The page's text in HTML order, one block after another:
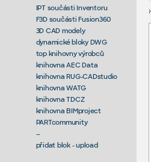
IPT součásti Inventoru
F3D součásti Fusion360
3D CAD modely
dynamické bloky DWG
top knihovny výrobců
knihovna AEC Data
knihovna RUG-CADstudio
knihovna WATG
knihovna TDCZ
knihovna BIMproject
PARTcommunity
--
přidat blok - upload